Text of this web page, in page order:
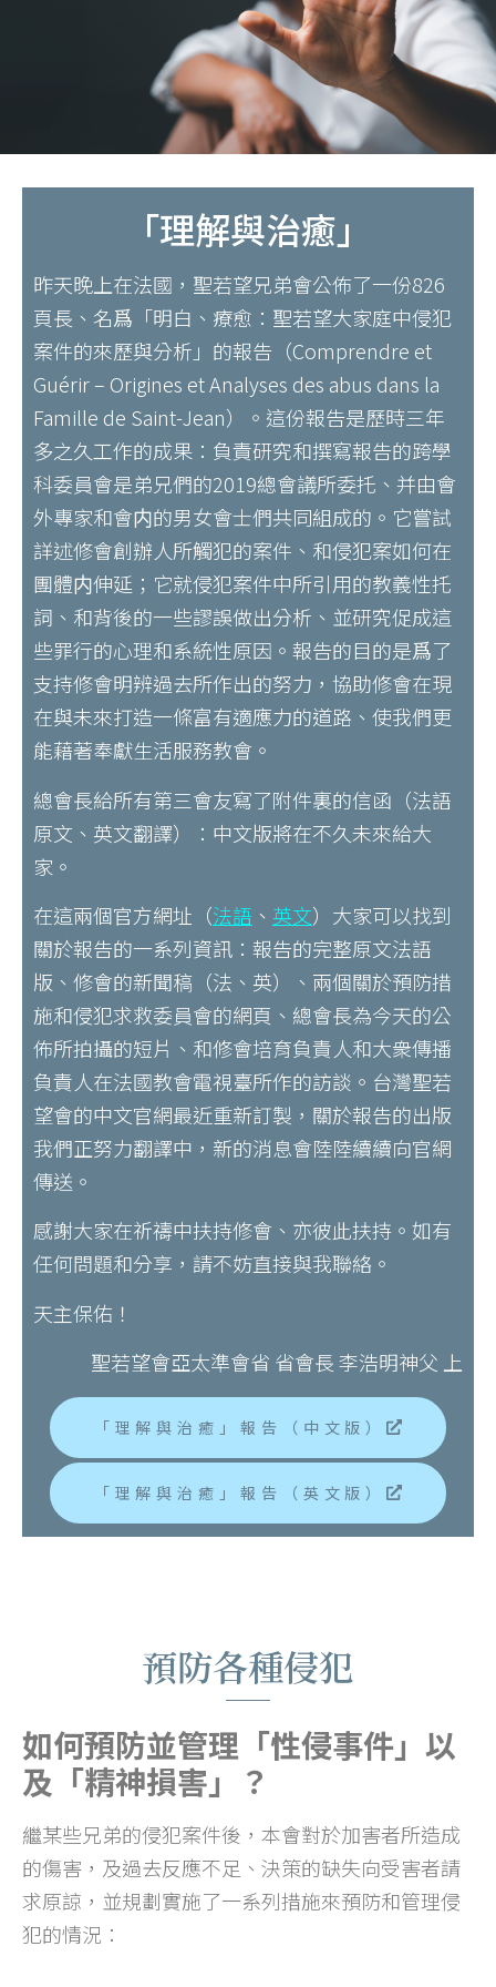
「理解與治癒」
昨天晚上在法國，聖若望兄弟會公佈了一份826
頁長、名爲「明白、療愈：聖若望大家庭中侵犯
案件的來歷與分析」的報告（Comprendre et
Guérir – Origines et Analyses des abus dans la
Famille de Saint-Jean）。這份報告是歷時三年
多之久工作的成果：負責研究和撰寫報告的跨學
科委員會是弟兄們的2019總會議所委托、并由會
外專家和會内的男女會士們共同組成的。它嘗試
詳述修會創辦人所觸犯的案件、和侵犯案如何在
團體内伸延；它就侵犯案件中所引用的教義性托
詞、和背後的一些謬誤做出分析、並研究促成這
些罪行的心理和系統性原因。報告的目的是爲了
支持修會明辨過去所作出的努力，協助修會在現
在與未來打造一條富有適應力的道路、使我們更
能藉著奉獻生活服務教會。
總會長給所有第三會友寫了附件裏的信函（法語
原文、英文翻譯）：中文版將在不久未來給大
家。
在這兩個官方網址（法語 、 英文）大家可以找到
關於報告的一系列資訊：報告的完整原文法語
版、修會的新聞稿（法、英）、兩個關於預防措
施和侵犯求救委員會的網頁、總會長為今天的公
佈所拍攝的短片、和修會培育負責人和大衆傳播
負責人在法國教會電視臺所作的訪談。台灣聖若
望會的中文官網最近重新訂製，關於報告的出版
我們正努力翻譯中，新的消息會陸陸續續向官網
傳送。
感謝大家在祈禱中扶持修會、亦彼此扶持。如有
任何問題和分享，請不妨直接與我聯絡。
天主保佑！
聖若望會亞太準會省 省會長 李浩明神父 上
「理解與治癒」報告（中文版）
「理解與治癒」報告（英文版）
預防各種侵犯
如何預防並管理「性侵事件」以
及「精神損害」？
繼某些兄弟的侵犯案件後，本會對於加害者所造成
的傷害，及過去反應不足、決策的缺失向受害者請
求原諒，並規劃實施了一系列措施來預防和管理侵
犯的情況：